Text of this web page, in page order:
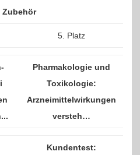
Zubehör
5. Platz
Pharmakologie und
Toxikologie:
Arzneimittelwirkungen
versteh…
Kundentest: